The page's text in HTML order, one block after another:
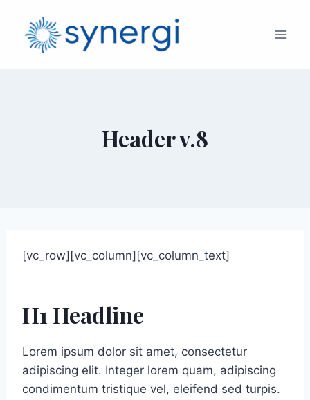
Header v.8
[vc_row][vc_column][vc_column_text]
H1 Headline
Lorem ipsum dolor sit amet, consectetur
adipiscing elit. Integer lorem quam, adipiscing
condimentum tristique vel, eleifend sed turpis.